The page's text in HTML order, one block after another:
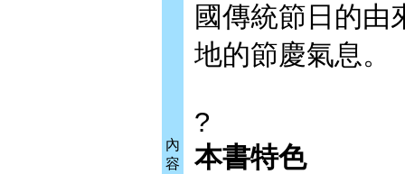
內
容
國傳統節日的由
地的節慶氣息。
?
本書特色